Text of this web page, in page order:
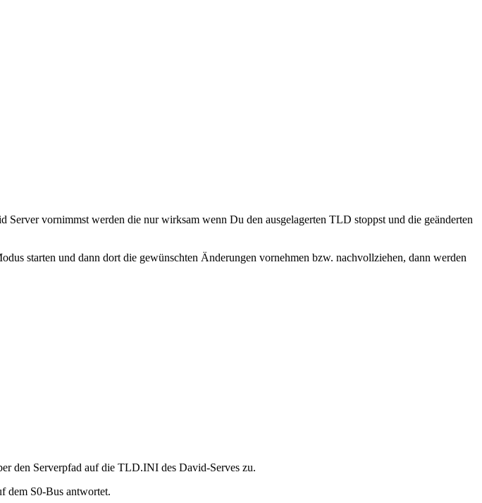
vornimmst werden die nur wirksam wenn Du den ausgelagerten TLD stoppst und die geänderten
starten und dann dort die gewünschten Änderungen vornehmen bzw. nachvollziehen, dann werden
den Serverpfad auf die TLD.INI des David-Serves zu.
dem S0-Bus antwortet.